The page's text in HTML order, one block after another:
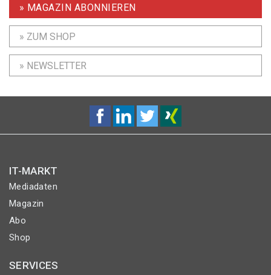
» MAGAZIN ABONNIEREN
» ZUM SHOP
» NEWSLETTER
IT-MARKT
Mediadaten
Magazin
Abo
Shop
SERVICES